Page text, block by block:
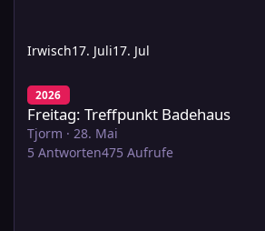
Irwisch17. Juli17. Jul
Freitag: Treffpunkt Badehaus
2026
Freitag: Treffpunkt Badehaus
Tjorm · 28. Mai
5 Antworten475 Aufrufe